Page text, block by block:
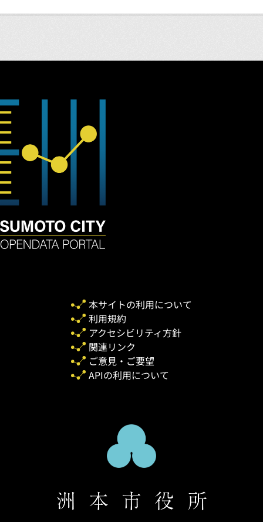
本サイトの利用について
利用規約
アクセシビリティ方針
関連リンク
ご意見・ご要望
APIの利用について